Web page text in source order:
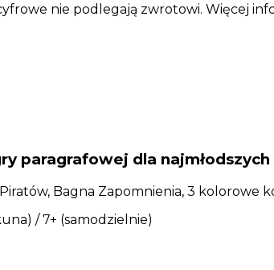
nie podlegają zwrotowi. Więcej
paragrafowej dla najmłodszych
Bagna Zapomnienia, 3 kolorowe
/ 7+ (samodzielnie)